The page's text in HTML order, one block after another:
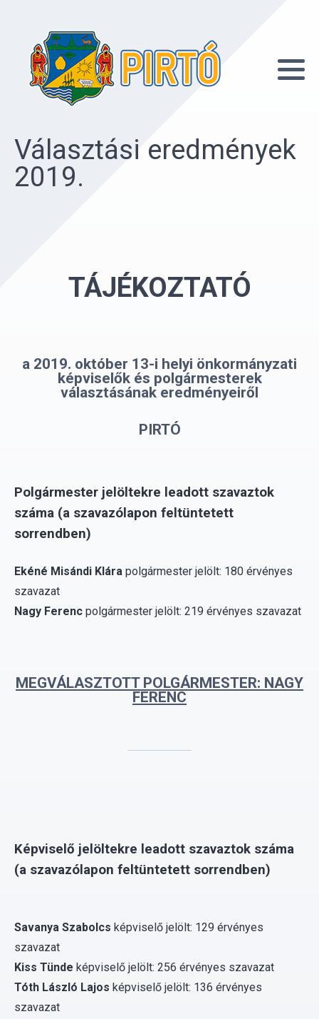
Választási eredmények
2019.
TÁJÉKOZTATÓ
a 2019. október 13-i helyi önkormányzati
képviselők és polgármesterek
választásának eredményeiről
PIRTÓ
Polgármester jelöltekre leadott szavaztok
száma (a szavazólapon feltüntetett
sorrendben)
Ekéné Misándi Klára polgármester jelölt: 180 érvényes
szavazat
Nagy Ferenc polgármester jelölt: 219 érvényes szavazat
MEGVÁLASZTOTT POLGÁRMESTER: NAGY
FERENC
Képviselő jelöltekre leadott szavaztok száma
(a szavazólapon feltüntetett sorrendben)
Savanya Szabolcs képviselő jelölt: 129 érvényes
szavazat
Kiss Tünde képviselő jelölt: 256 érvényes szavazat
Tóth László Lajos képviselő jelölt: 136 érvényes
szavazat